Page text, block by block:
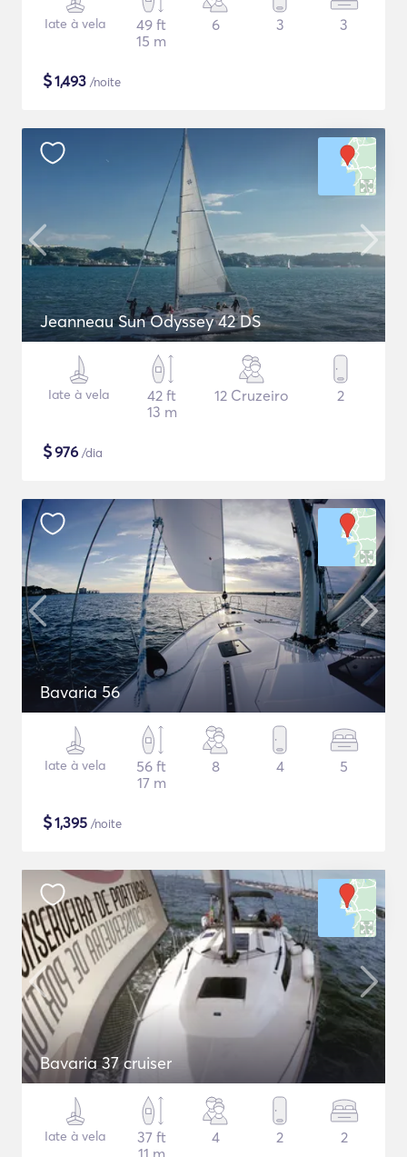
Iate à vela
49 ft
15 m
6 3 3
$1,493 /noite
Jeanneau Sun Odyssey 42 DS
Iate à vela
42 ft
13 m
12 Cruzeiro 2
$976 /dia
Bavaria 56
Iate à vela
56 ft
17 m
8 4 5
$1,395 /noite
Bavaria 37 cruiser
Iate à vela
37 ft
11 m
4 2 2